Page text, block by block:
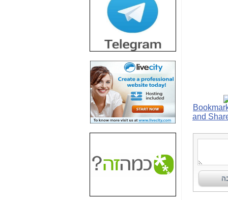
חשיפת מה שלא
רוצים שתדעו בעניין
פריסת אנלימיטד
(בניחוח בלתי נסבל) -
כאן
חשיפה: איוב קרא
אישר לקבוצת סלקום
בדיוק מה שביבי אישר
כאן
האם השר איוב קרא
היה צריך בכלל לחתום
על האישור, שנתן
האם ביבי וקרא קבלו
בכלל תמורה עבור